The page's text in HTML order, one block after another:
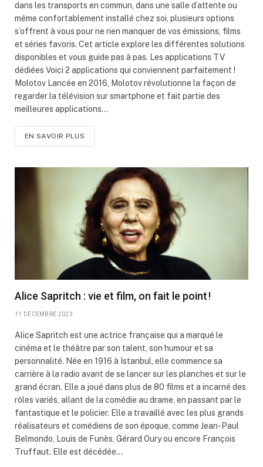
dans les transports en commun, dans une salle d’attente ou
même confortablement installé chez soi, plusieurs options
s’offrent à vous pour ne rien manquer de vos émissions, films
et séries favoris. Cet article explore les différentes solutions
disponibles et vous guide pas à pas. Les applications TV
dédiées Voici 2 applications qui conviennent parfaitement !
Molotov Lancée en 2016, Molotov révolutionne la façon de
regarder la télévision sur smartphone et fait partie des
meilleures applications…
EN SAVOIR PLUS
Alice Sapritch : vie et film, on fait le point !
11 DÉCEMBRE 2023
Alice Sapritch est une actrice française qui a marqué le
cinéma et le théâtre par son talent, son humour et sa
personnalité. Née en 1916 à Istanbul, elle commence sa
carrière à la radio avant de se lancer sur les planches et sur le
grand écran. Elle a joué dans plus de 80 films et a incarné des
rôles variés, allant de la comédie au drame, en passant par le
fantastique et le policier. Elle a travaillé avec les plus grands
réalisateurs et comédiens de son époque, comme Jean-Paul
Belmondo, Louis de Funès, Gérard Oury ou encore François
Truffaut. Elle est décédée…